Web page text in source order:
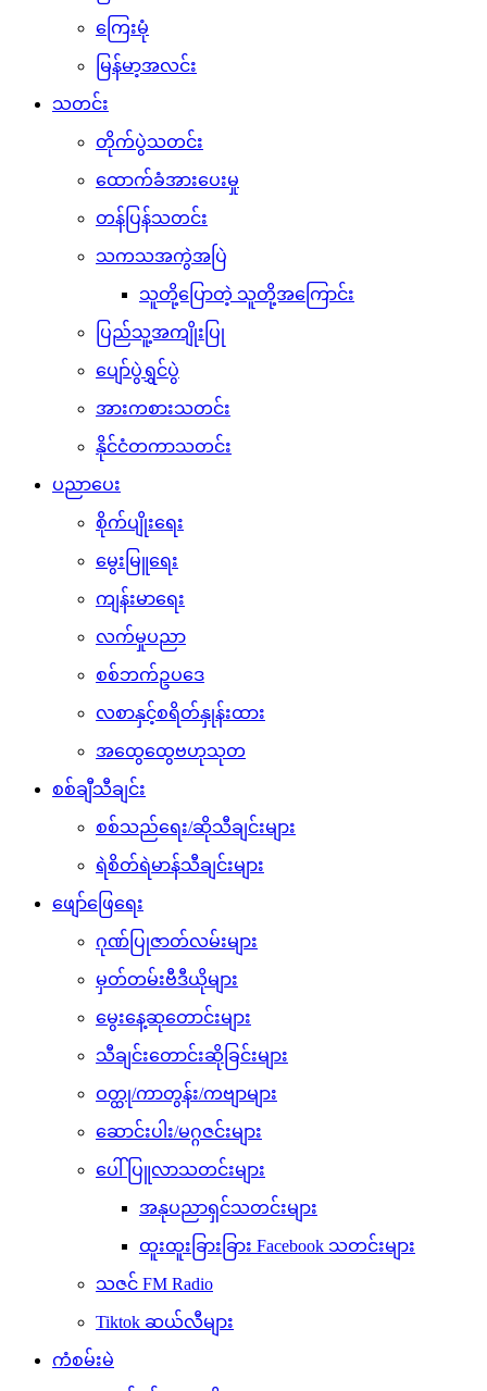
ကြေးမုံ
မြန်မာ့အလင်း
သတင်း
တိုက်ပွဲသတင်း
ထောက်ခံအားပေးမှု
တန်ပြန်သတင်း
သကသအကွဲအပြဲ
သူတို့ပြောတဲ့ သူတို့အကြောင်း
ပြည်သူ့အကျိုးပြု
ပျော်ပွဲရွှင်ပွဲ
အားကစားသတင်း
နိုင်ငံတကာသတင်း
ပညာပေး
စိုက်ပျိုးရေး
မွေးမြူရေး
ကျန်းမာရေး
လက်မှုပညာ
စစ်ဘက်ဥပဒေ
လစာနှင့်စရိတ်နှုန်းထား
အထွေထွေဗဟုသုတ
စစ်ချီသီချင်း
စစ်သည်ရေး/ဆိုသီချင်းများ
ရဲစိတ်ရဲမာန်သီချင်းများ
ဖျော်ဖြေရေး
ဂုဏ်ပြုဇာတ်လမ်းများ
မှတ်တမ်းဗီဒီယိုများ
မွေးနေ့ဆုတောင်းများ
သီချင်းတောင်းဆိုခြင်းများ
ဝတ္ထု/ကာတွန်း/ကဗျာများ
ဆောင်းပါး/မဂ္ဂဇင်းများ
ပေါ်ပြူလာသတင်းများ
အနုပညာရှင်သတင်းများ
ထူးထူးခြားခြား Facebook သတင်းများ
သဇင် FM Radio
Tiktok ဆယ်လီများ
ကံစမ်းမဲ